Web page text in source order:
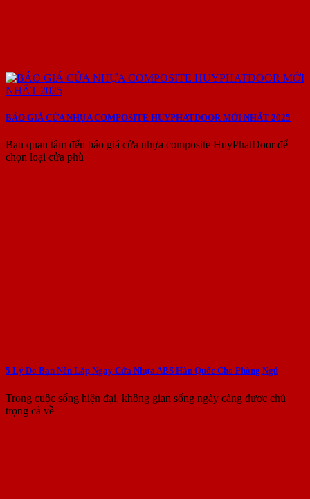
BÁO GIÁ CỬA NHỰA COMPOSITE HUYPHATDOOR MỚI NHẤT 2025
Bạn quan tâm đến báo giá cửa nhựa composite HuyPhatDoor để
chọn loại cửa phù
5 Lý Do Bạn Nên Lắp Ngay Cửa Nhựa ABS Hàn Quốc Cho Phòng Ngủ
Trong cuộc sống hiện đại, không gian sống ngày càng được chú
trọng cả về